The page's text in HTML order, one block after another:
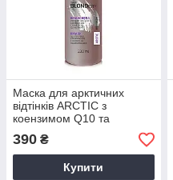
Маска для арктичних
відтінків ARCTIC з
коензимом Q10 та
церамідом NG 230 мл
Mirella Professional Your
BLONDesty
390 ₴
Купити